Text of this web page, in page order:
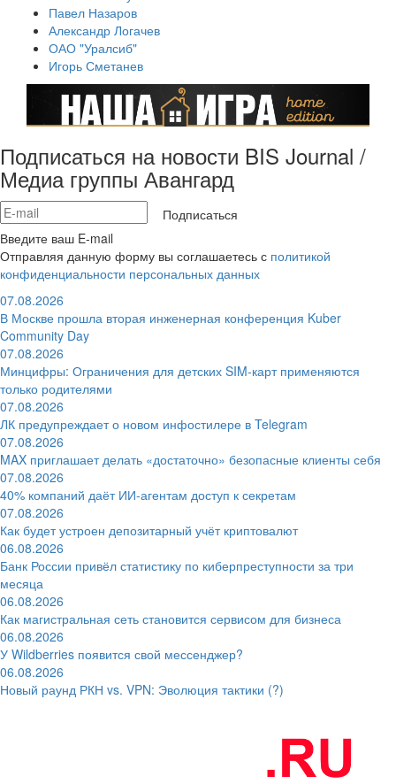
Павел Назаров
Александр Логачев
ОАО "Уралсиб"
Игорь Сметанев
Подписаться на новости BIS Journal /
Медиа группы Авангард
Подписаться
Введите ваш E-mail
Отправляя данную форму вы соглашаетесь с политикой
конфиденциальности персональных данных
07.08.2026
В Москве прошла вторая инженерная конференция Kuber
Community Day
07.08.2026
Минцифры: Ограничения для детских SIM-карт применяются
только родителями
07.08.2026
ЛК предупреждает о новом инфостилере в Telegram
07.08.2026
MAX приглашает делать «достаточно» безопасные клиенты себя
07.08.2026
40% компаний даёт ИИ‑агентам доступ к секретам
07.08.2026
Как будет устроен депозитарный учёт криптовалют
06.08.2026
Банк России привёл статистику по киберпреступности за три
месяца
06.08.2026
Как магистральная сеть становится сервисом для бизнеса
06.08.2026
У Wildberries появится свой мессенджер?
06.08.2026
Новый раунд РКН vs. VPN: Эволюция тактики (?)